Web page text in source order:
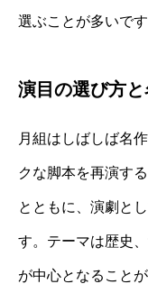
選ぶことが多いです
演目の選び方
月組はしばしば名
クな脚本を再演す
とともに、演劇と
す。テーマは歴史
が中心となることが